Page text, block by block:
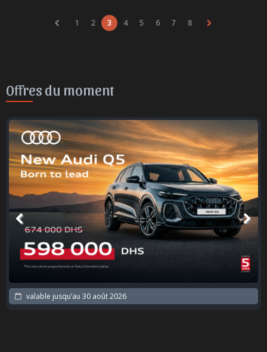
1 2 3 4 5 6 7 8
Offres du moment
valable jusqu’au 30 août 2026